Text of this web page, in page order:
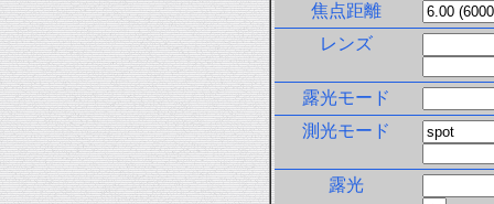
焦点距離
レンズ
露光モード
測光モード
露光